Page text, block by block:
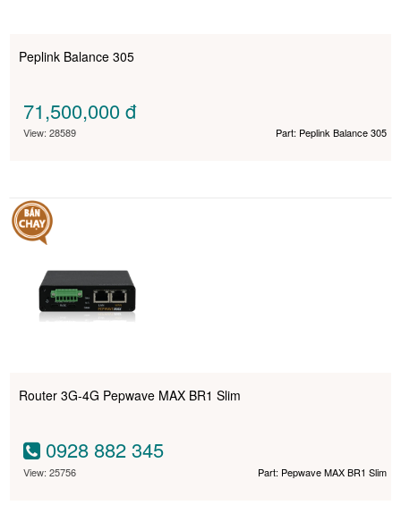
Peplink Balance 305
71,500,000đ
View: 28589 Part: Peplink Balance 305
Router 3G-4G Pepwave MAX BR1 Slim
0928 882 345
View: 25756 Part: Pepwave MAX BR1 Slim